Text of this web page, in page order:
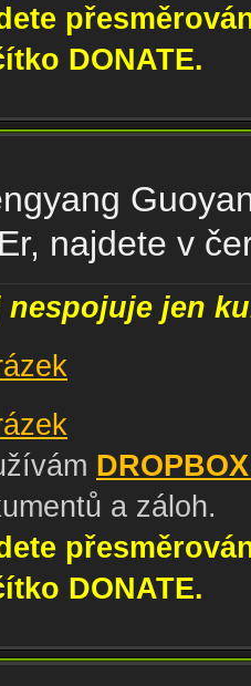
DONATE.
najdete v
nespojuje jen
a záloh.
DONATE.